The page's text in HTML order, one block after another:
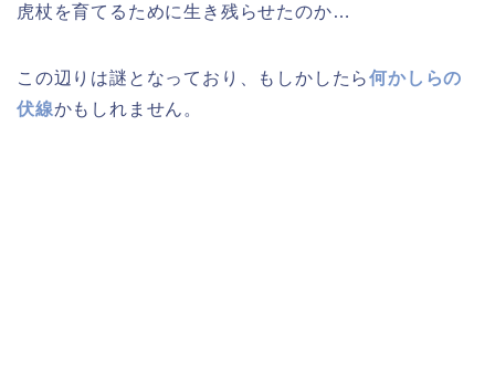
虎杖を育てるために生き残らせたのか…
この辺りは謎となっており、もしかしたら何かしらの
伏線かもしれません。